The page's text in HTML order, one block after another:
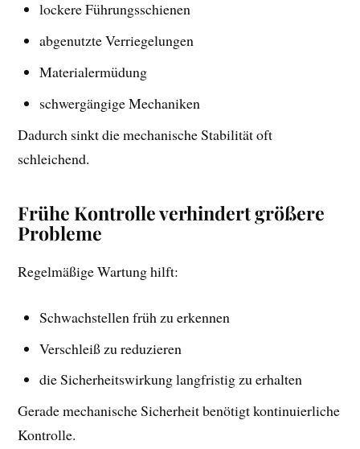
lockere Führungsschienen
abgenutzte Verriegelungen
Materialermüdung
schwergängige Mechaniken
Dadurch sinkt die mechanische Stabilität oft
schleichend.
Frühe Kontrolle verhindert größere
Probleme
Regelmäßige Wartung hilft:
Schwachstellen früh zu erkennen
Verschleiß zu reduzieren
die Sicherheitswirkung langfristig zu erhalten
Gerade mechanische Sicherheit benötigt kontinuierliche
Kontrolle.